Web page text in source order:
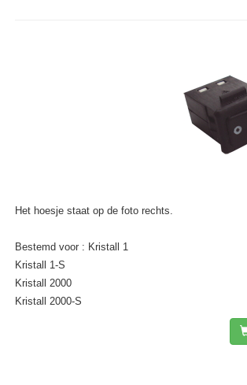
Het hoesje staat op de foto rechts.
Bestemd voor : Kristall 1
Kristall 1-S
Kristall 2000
Kristall 2000-S